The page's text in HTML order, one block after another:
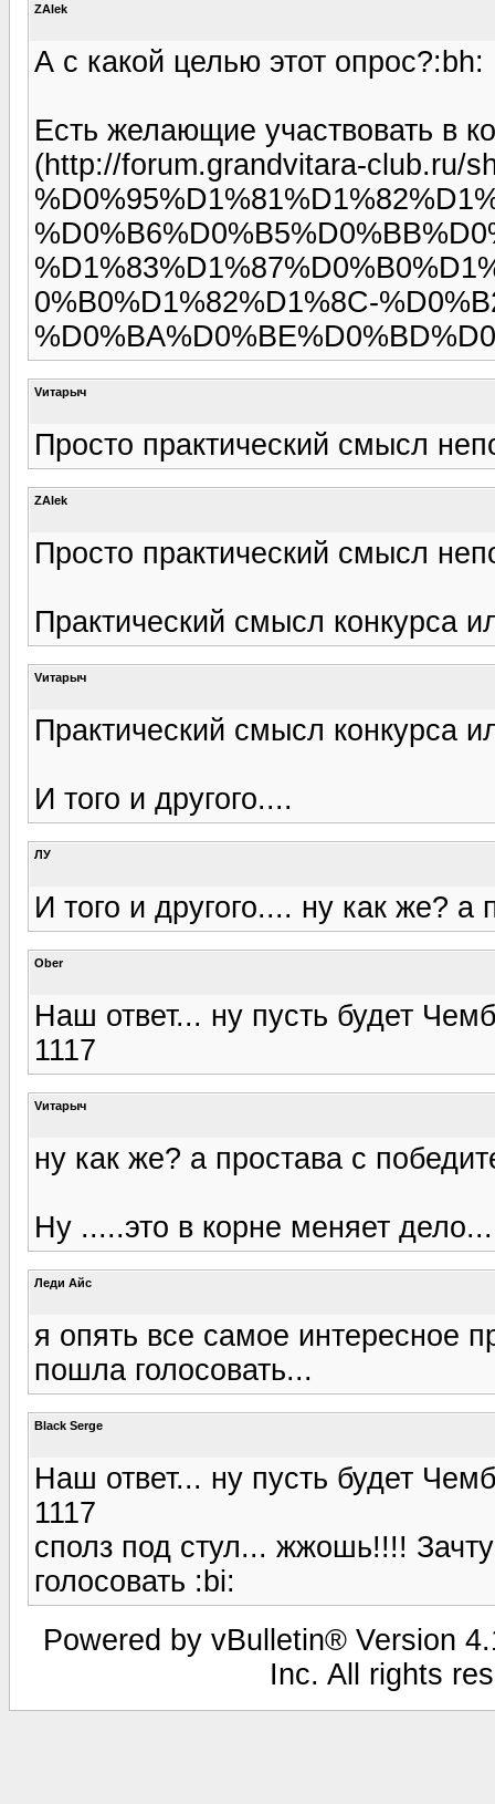
ZAlek
А с какой целью этот опрос?:bh:
Есть желающие участвовать в
(http://forum.grandvitara-club.ru/
0%B0%D1%82%D1%8C-
Vитарыч
Просто практический смысл
ZAlek
Просто практический смысл
Практический смысл конкурса
Vитарыч
Практический смысл конкурса
И того и другого....
ЛУ
И того и другого.... ну как же? а
Ober
Наш ответ... ну пусть будет
1117
Vитарыч
ну как же? а простава с
Ну .....это в корне меняет
Леди Айс
я опять все самое интересное
пошла голосовать...
Black Serge
Наш ответ... ну пусть будет
1117
сполз под стул... жжошь!!!!
голосовать :bi:
Powered by vBulletin® Version
Inc. All rights